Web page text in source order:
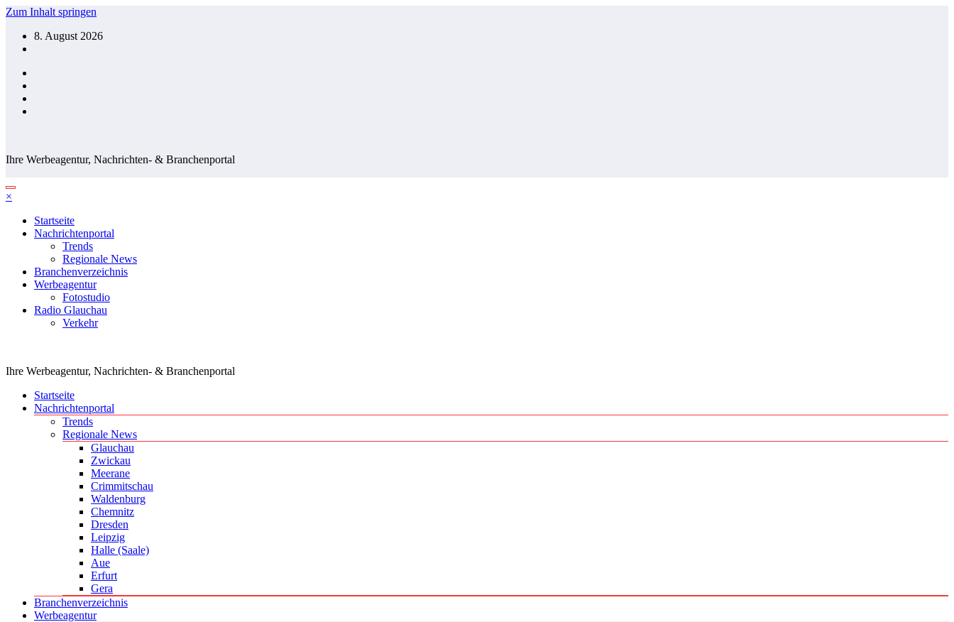
Zum Inhalt springen
8. August 2026
Ihre Werbeagentur, Nachrichten- & Branchenportal
×
Startseite
Nachrichtenportal
Trends
Regionale News
Branchenverzeichnis
Werbeagentur
Fotostudio
Radio Glauchau
Verkehr
Ihre Werbeagentur, Nachrichten- & Branchenportal
Startseite
Nachrichtenportal
Trends
Regionale News
Glauchau
Zwickau
Meerane
Crimmitschau
Waldenburg
Chemnitz
Dresden
Leipzig
Halle (Saale)
Aue
Erfurt
Gera
Branchenverzeichnis
Werbeagentur